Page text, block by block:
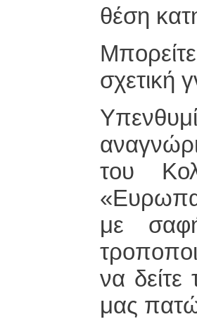
θέση
σχετική
του
με
να δείτε
μας